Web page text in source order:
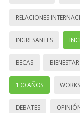
RELACIONES
INGRESANTES
BECAS
100 AÑOS
DEBATES